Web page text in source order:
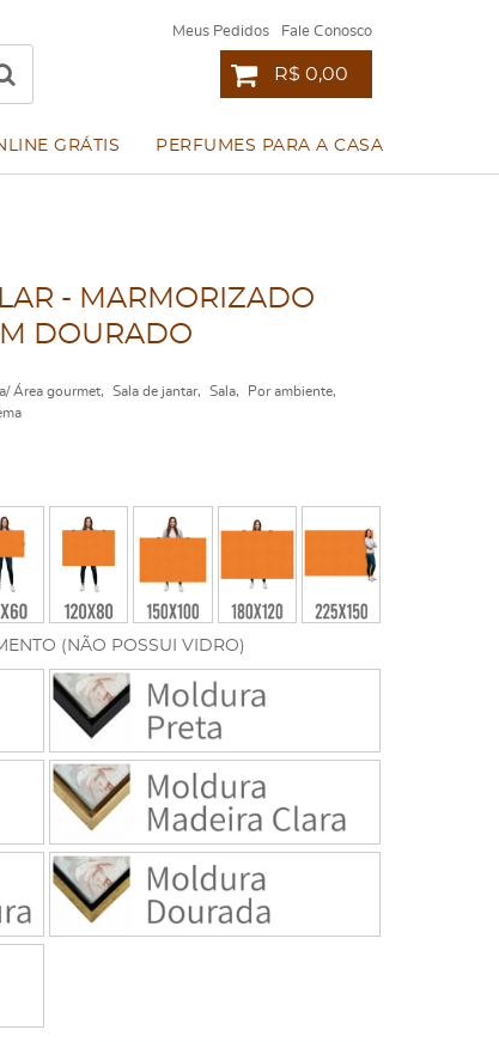
Meus Pedidos Fale Conosco
R$ 0,00
GRÁTIS PERFUMES PARA A CASA
- MARMORIZADO
DOURADO
Área gourmet Sala de jantar Sala
Por ambiente
(NÃO POSSUI VIDRO)